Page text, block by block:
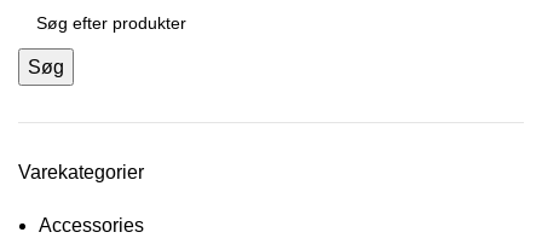
Søg
Varekategorier
Accessories